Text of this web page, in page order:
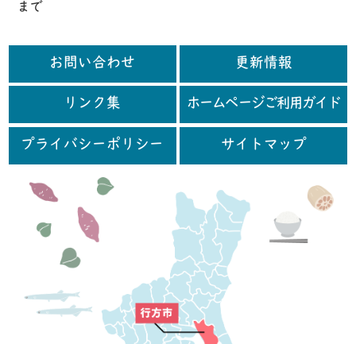
まで
お問い合わせ 更新情報
リンク集 ホームページご利用ガイド
プライバシーポリシー サイトマップ